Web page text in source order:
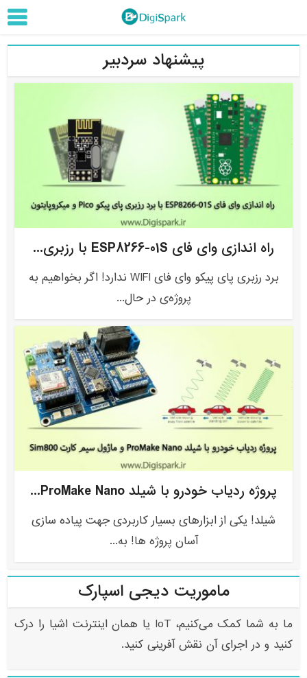
پیشنهاد سردبیر
راه اندازی وای فای ESP8266-01S با رزبری...
برد رزبری پای پیکو وای فای WIFI ندارد! اگر بخواهیم به
پروژه‌ی در حال...
پروژه ردیاب خودرو با شیلد ProMake Nano...
شیلد! یکی از ابزارهای بسیار کاربردی جهت پیاده سازی
آسان پروژه ها! به...
ماموریت دیجی اسپارک
ما به شما کمک می‌کنیم، IoT یا همان اینترنت اشیا را درک
کنید و در اجرای آن نقش آفرینی کنید.